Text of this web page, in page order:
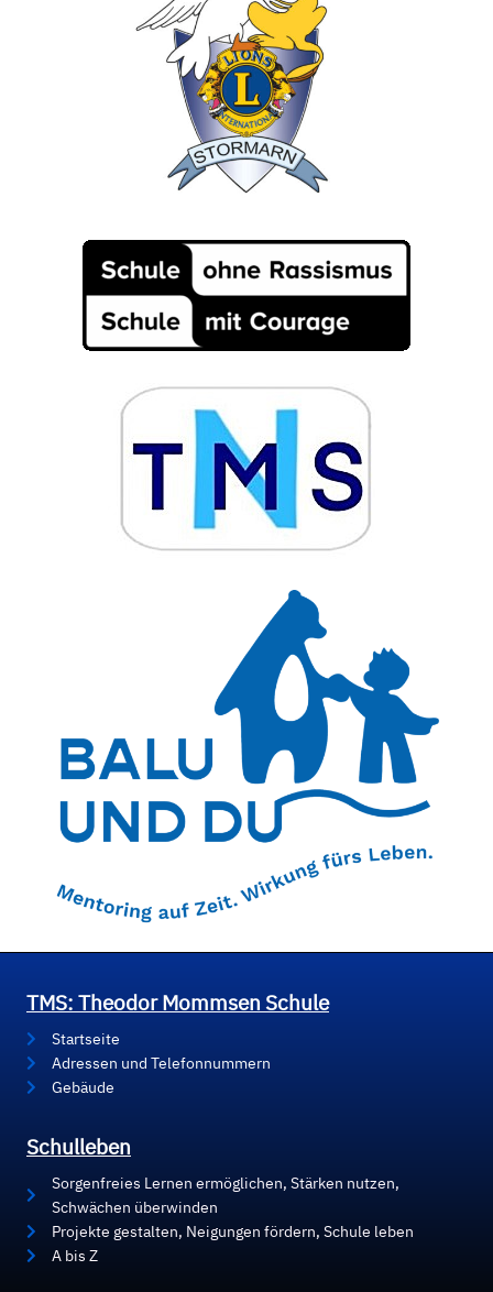
TMS: Theodor Mommsen Schule
Startseite
Adressen und Telefonnummern
Gebäude
Schulleben
Sorgenfreies Lernen ermöglichen, Stärken nutzen,
Schwächen überwinden
Projekte gestalten, Neigungen fördern, Schule leben
A bis Z